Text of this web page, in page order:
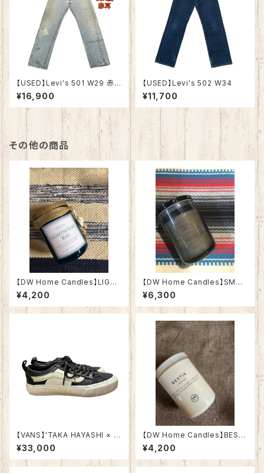
【USED】Levi's 501 W29 赤
耳 USA製
¥16,900
【USED】Levi's 502 W34
¥11,700
その他の商品
【DW Home Candles】LIGH
THOUSE BAY 3.8oz【アロマ
キャンドル】
¥4,200
【DW Home Candles】SMOK
ED BIRCH 15.3oz【アロマキャ
ンドル】
¥6,300
【VANS】'TAKA HAYASHI × V
ans Vault TH Cotrt Lo' US5.
0
¥33,000
【DW Home Candles】BESTI
E 3.8oz【アロマキャンドル】
¥4,200